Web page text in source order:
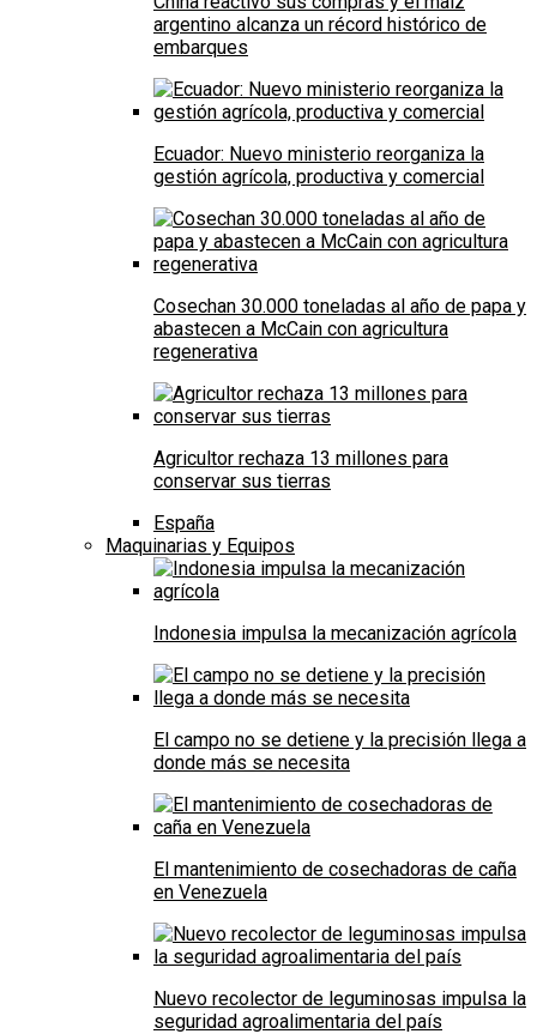
argentino alcanza un récord histórico de
embarques
Ecuador: Nuevo ministerio reorganiza la
gestión agrícola, productiva y comercial
Cosechan 30.000 toneladas al año de papa y
abastecen a McCain con agricultura
regenerativa
Agricultor rechaza 13 millones para
conservar sus tierras
España
Maquinarias y Equipos
Indonesia impulsa la mecanización agrícola
El campo no se detiene y la precisión llega a
donde más se necesita
El mantenimiento de cosechadoras de caña
en Venezuela
Nuevo recolector de leguminosas impulsa la
seguridad agroalimentaria del país